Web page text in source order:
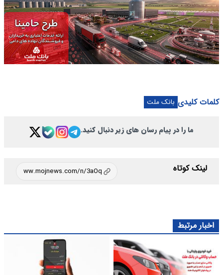
کلمات کلیدی بانک ملت
ما را در پیام رسان های زیر دنبال کنید.
لینک کوتاه
اخبار مرتبط